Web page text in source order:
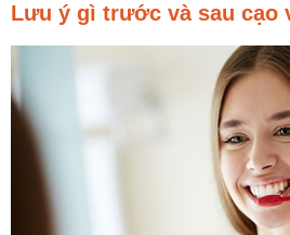
Lưu ý gì trước và sau cạo